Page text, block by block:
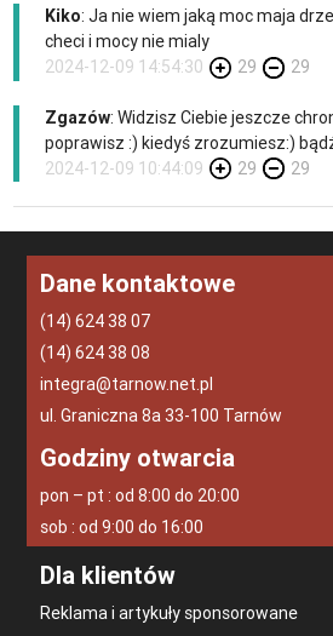
Kiko: Ja nie wiem jaką moc maja
checi i mocy nie mialy
2024-12-09 14:54:30
29 29
Zgazów: Widzisz Ciebie jeszcze
poprawisz :) kiedyś zrozumiesz:)
2024-12-09 10:44:09
29 29
Dane kontaktowe
(14) 624 38 07
(14) 624 38 08
integra@tarnow.net.pl
ul. Graniczna 8a 33-100 Tarnów
Godziny otwarcia
pon – pt : od 8:00 do 20:00
sob : od 9:00 do 16:00
Dla klientów
Reklama i artykuły sponsorowane